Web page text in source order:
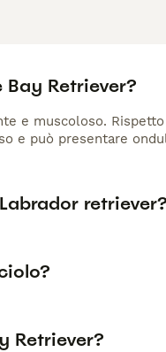
Retriever?
e muscoloso.
e può presentare
retriever?
Retriever?